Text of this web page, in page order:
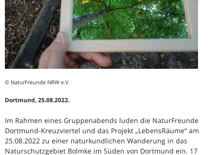
© NaturFreunde NRW e.V.
Dortmund, 25.08.2022.
Im Rahmen eines Gruppenabends luden die NaturFreunde
Dortmund-Kreuzviertel und das Projekt „LebensRäume“ am
25.08.2022 zu einer naturkundlichen Wanderung in das
Naturschutzgebiet Bolmke im Süden von Dortmund ein. 17